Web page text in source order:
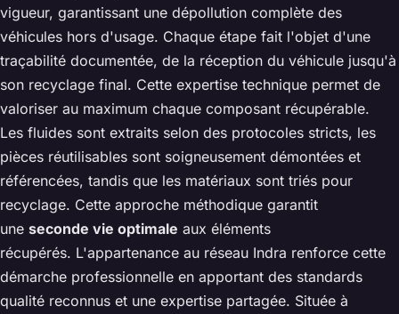
vigueur, garantissant une dépollution complète des
véhicules hors d'usage. Chaque étape fait l'objet d'une
traçabilité documentée, de la réception du véhicule jusqu'à
son recyclage final. Cette expertise technique permet de
valoriser au maximum chaque composant récupérable.
Les fluides sont extraits selon des protocoles stricts, les
pièces réutilisables sont soigneusement démontées et
référencées, tandis que les matériaux sont triés pour
recyclage. Cette approche méthodique garantit
une seconde vie optimale aux éléments
récupérés. L'appartenance au réseau Indra renforce cette
démarche professionnelle en apportant des standards
qualité reconnus et une expertise partagée. Située à